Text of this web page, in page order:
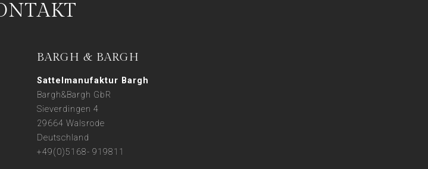
BARGH & BARGH
Sattelmanufaktur Bargh
Bargh&Bargh GbR
Sieverdingen 4
29664 Walsrode
Deutschland
+49(0)5168- 919811